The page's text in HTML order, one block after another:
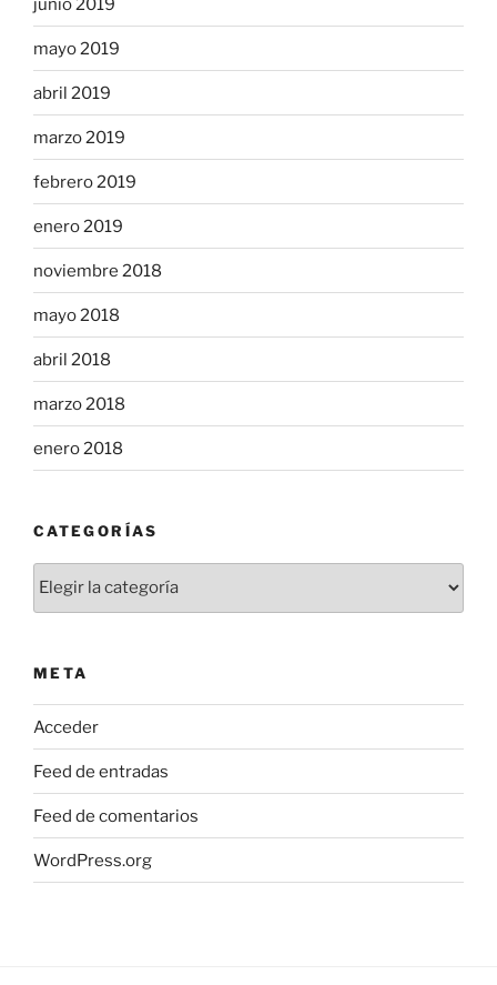
mayo 2019
abril 2019
marzo 2019
febrero 2019
enero 2019
noviembre 2018
mayo 2018
abril 2018
marzo 2018
enero 2018
CATEGORÍAS
META
Acceder
Feed de entradas
Feed de comentarios
WordPress.org